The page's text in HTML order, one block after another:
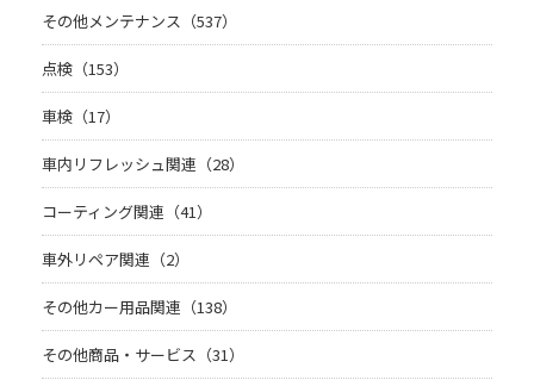
その他メンテナンス（537）
点検（153）
車検（17）
車内リフレッシュ関連（28）
コーティング関連（41）
車外リペア関連（2）
その他カー用品関連（138）
その他商品・サービス（31）